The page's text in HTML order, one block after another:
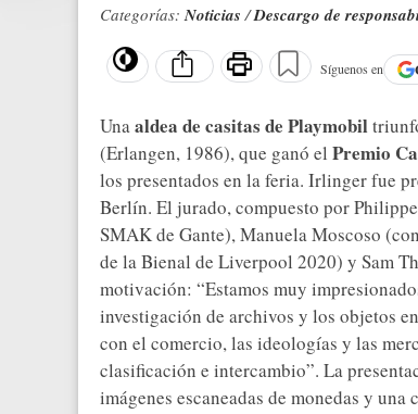
Categorías:Noticias/Descargo de
Síguenos en
Unaaldea de casitas de Playmobil
(Erlangen, 1986), que ganó el Premio
los presentados en la feria. Irlinger fue
Berlín. El jurado, compuesto por
SMAK de Gante), Manuela Moscoso
de la Bienal de Liverpool 2020) y Sam
motivación: “Estamos muy
investigación de archivos y los objetos
con el comercio, las ideologías y las
clasificación e intercambio”. La
imágenes escaneadas de monedas y